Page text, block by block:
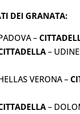
DEI GRANATA:
–
–
VERONA –
–